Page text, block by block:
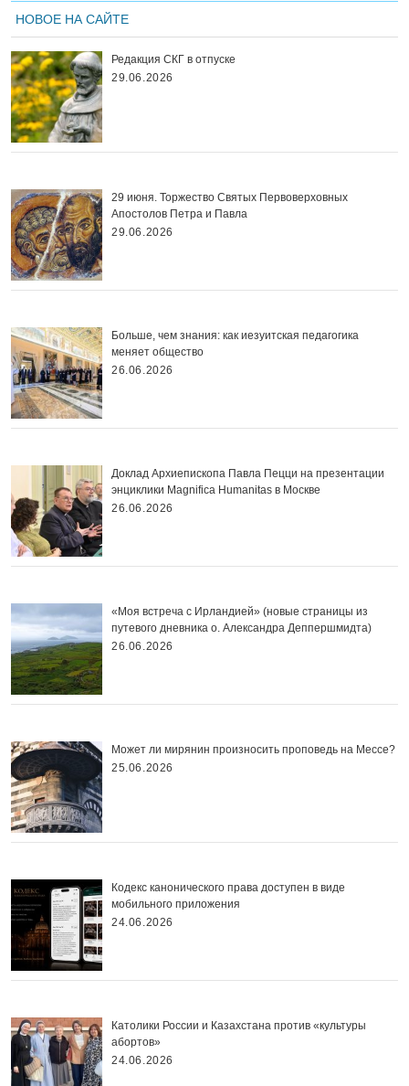
НОВОЕ НА САЙТЕ
Редакция СКГ в отпуске
29.06.2026
29 июня. Торжество Святых Первоверховных
Апостолов Петра и Павла
29.06.2026
Больше, чем знания: как иезуитская педагогика
меняет общество
26.06.2026
Доклад Архиепископа Павла Пецци на презентации
энциклики Magnifica Нumanitas в Москве
26.06.2026
«Моя встреча с Ирландией» (новые страницы из
путевого дневника о. Александра Деппершмидта)
26.06.2026
Может ли мирянин произносить проповедь на Мессе?
25.06.2026
Кодекс канонического права доступен в виде
мобильного приложения
24.06.2026
Католики России и Казахстана против «культуры
абортов»
24.06.2026